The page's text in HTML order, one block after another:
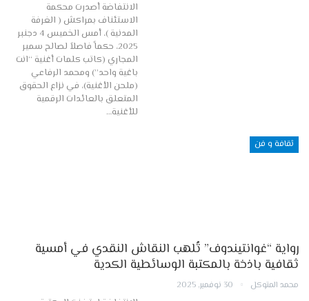
الانتفاضة أصدرت محكمة
الاستئناف بمراكش ( الغرفة
المدنية )، أمس الخميس 4 دجنبر
2025، حكماً فاصلاً لصالح سمير
المجاري (كاتب كلمات أغنية “انت
باغية واحد”) ومحمد الرفاعي
(ملحن الأغنية)، في نزاع الحقوق
المتعلق بالعائدات الرقمية
للأغنية…
ثقافة و فن
رواية “غوانتيندوف” تُلهب النقاش النقدي في أمسية
ثقافية باذخة بالمكتبة الوسائطية الكدية
محمد المتوكل 30 نوفمبر, 2025